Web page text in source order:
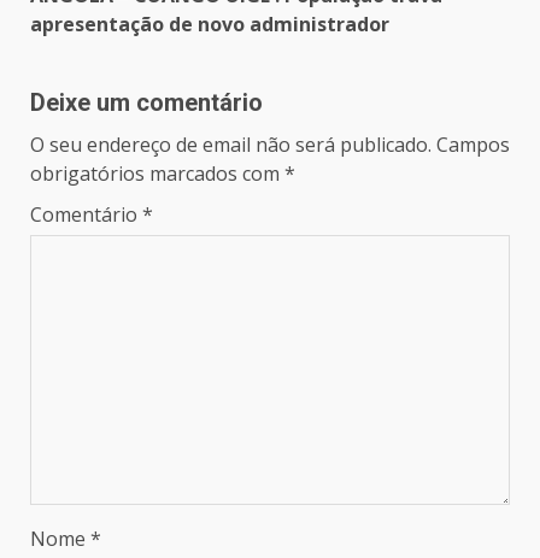
apresentação de novo administrador
Deixe um comentário
O seu endereço de email não será publicado. Campos
obrigatórios marcados com *
Comentário *
Nome *